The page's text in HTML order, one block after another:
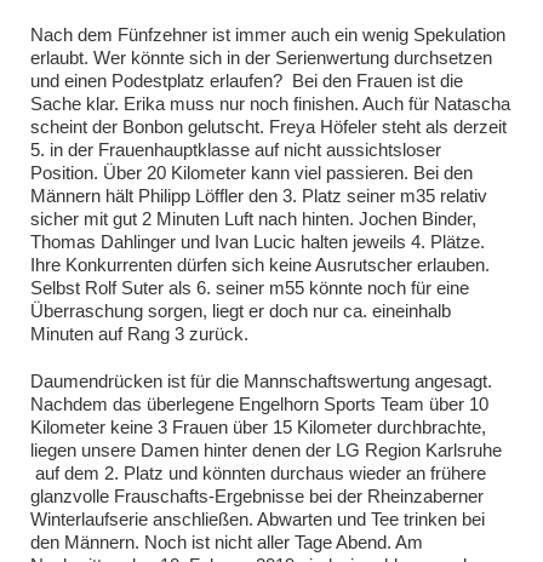
Nach dem Fünfzehner ist immer auch ein wenig Spekulation
erlaubt. Wer könnte sich in der Serienwertung durchsetzen
und einen Podestplatz erlaufen? Bei den Frauen ist die
Sache klar. Erika muss nur noch finishen. Auch für Natascha
scheint der Bonbon gelutscht. Freya Höfeler steht als derzeit
5. in der Frauenhauptklasse auf nicht aussichtsloser
Position. Über 20 Kilometer kann viel passieren. Bei den
Männern hält Philipp Löffler den 3. Platz seiner m35 relativ
sicher mit gut 2 Minuten Luft nach hinten. Jochen Binder,
Thomas Dahlinger und Ivan Lucic halten jeweils 4. Plätze.
Ihre Konkurrenten dürfen sich keine Ausrutscher erlauben.
Selbst Rolf Suter als 6. seiner m55 könnte noch für eine
Überraschung sorgen, liegt er doch nur ca. eineinhalb
Minuten auf Rang 3 zurück.
Daumendrücken ist für die Mannschaftswertung angesagt.
Nachdem das überlegene Engelhorn Sports Team über 10
Kilometer keine 3 Frauen über 15 Kilometer durchbrachte,
liegen unsere Damen hinter denen der LG Region Karlsruhe
auf dem 2. Platz und könnten durchaus wieder an frühere
glanzvolle Frauschafts-Ergebnisse bei der Rheinzaberner
Winterlaufserie anschließen. Abwarten und Tee trinken bei
den Männern. Noch ist nicht aller Tage Abend. Am